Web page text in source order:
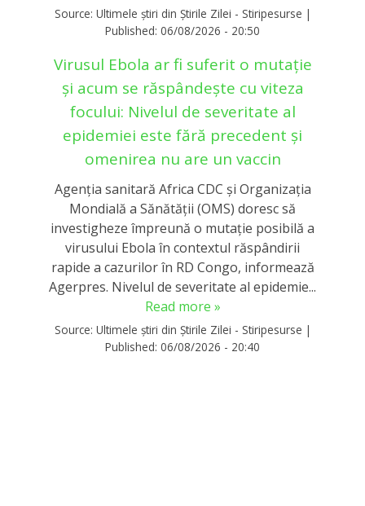
Source: Ultimele știri din Știrile Zilei - Stiripesurse |
Published: 06/08/2026 - 20:50
Virusul Ebola ar fi suferit o mutație
și acum se răspândește cu viteza
focului: Nivelul de severitate al
epidemiei este fără precedent și
omenirea nu are un vaccin
Agenţia sanitară Africa CDC şi Organizaţia
Mondială a Sănătăţii (OMS) doresc să
investigheze împreună o mutaţie posibilă a
virusului Ebola în contextul răspândirii
rapide a cazurilor în RD Congo, informează
Agerpres. Nivelul de severitate al epidemie...
Read more »
Source: Ultimele știri din Știrile Zilei - Stiripesurse |
Published: 06/08/2026 - 20:40